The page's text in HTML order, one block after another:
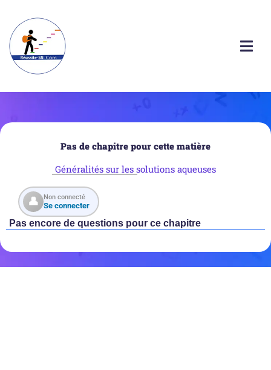
Pas de chapitre pour cette matière
Généralités sur les solutions aqueuses
👤 Non connecté
Se connecter
Pas encore de questions pour ce chapitre